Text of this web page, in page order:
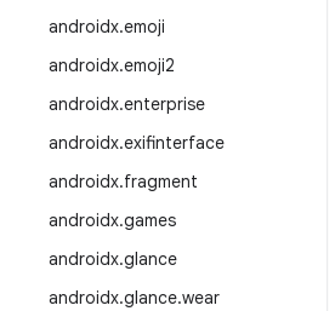
androidx.emoji
androidx.emoji2
androidx.enterprise
androidx.exifinterface
androidx.fragment
androidx.games
androidx.glance
androidx.glance.wear